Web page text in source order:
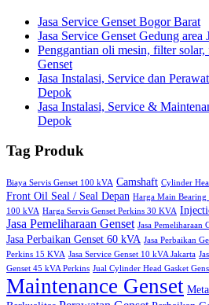
Jasa Service Genset Bogor Barat
Jasa Service Genset Gedung
Penggantian oli mesin, filter
Genset
Jasa Instalasi, Service dan
Depok
Jasa Instalasi, Service &
Depok
Tag Produk
Biaya Servis Genset 100 kVA Camshaft Cylinder
Front Oil Seal / Seal Depan Harga Main Bearing
100 kVA Harga Servis Genset Perkins 30 KVA
Jasa Pemeliharaan Genset Jasa Pemeliharaan
Jasa Perbaikan Genset 60 kVA Jasa Perbaikan
Perkins 15 KVA Jasa Service Genset 10 kVA Jakarta
Genset 45 kVA Perkins Jual Cylinder Head Gasket
Maintenance Genset